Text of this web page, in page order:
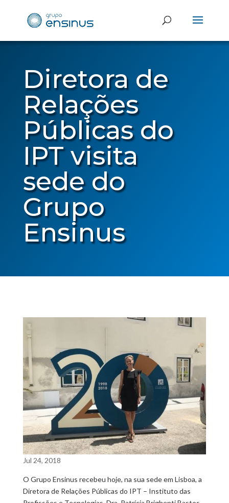
Diretora de
Relações
Públicas do
IPT visita
sede do
Grupo
Ensinus
Jul 24, 2018
O Grupo Ensinus recebeu hoje, na sua sede em Lisboa, a
Diretora de Relações Públicas do IPT – Instituto das